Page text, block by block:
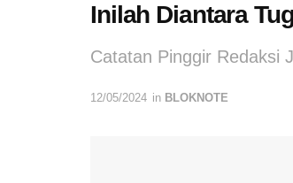
Inilah Diantara
Catatan Pinggir Redaksi
12/05/2024 in BLOKNOTE